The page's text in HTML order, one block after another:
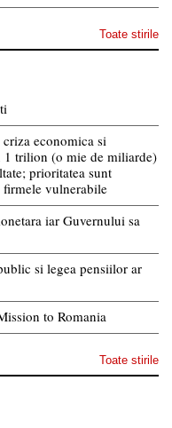
Toate stirile
economica si
1 trilion (o mie de miliarde)
prioritatea sunt
vulnerabile
iar Guvernului sa
si legea pensiilor ar
to Romania
Toate stirile